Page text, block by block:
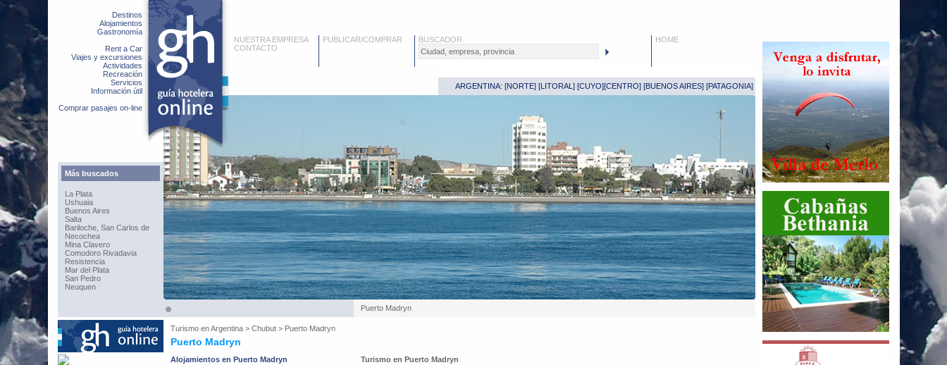
Destinos
Alojamientos
Gastronomía
Rent a Car
Viajes y excursiones
Actividades
Recreación
Servicios
Información útil
Comprar pasajes on-line
Más buscados
La Plata
Ushuaia
Buenos Aires
Salta
Bariloche, San Carlos de
Necochea
Mina Clavero
Comodoro Rivadavia
Resistencia
Mar del Plata
San Pedro
Neuquen
NUESTRA EMPRESA
CONTACTO
PUBLICAR/COMPRAR BUSCADOR HOME
ARGENTINA: [NORTE] [LITORAL ] [CUYO][CENTRO] [BUENOS AIRES] [PATAGONIA]
Puerto Madryn
Turismo enArgentina > Chubut > Puerto Madryn
Puerto Madryn
Alojamientos en Puerto Madryn
Turismo en Puerto Madryn